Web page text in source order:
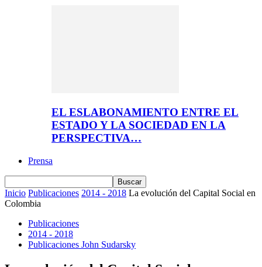
EL ESLABONAMIENTO ENTRE EL
ESTADO Y LA SOCIEDAD EN LA
PERSPECTIVA…
Prensa
Inicio Publicaciones 2014 - 2018 La evolución del Capital Social en
Colombia
Publicaciones
2014 - 2018
Publicaciones John Sudarsky